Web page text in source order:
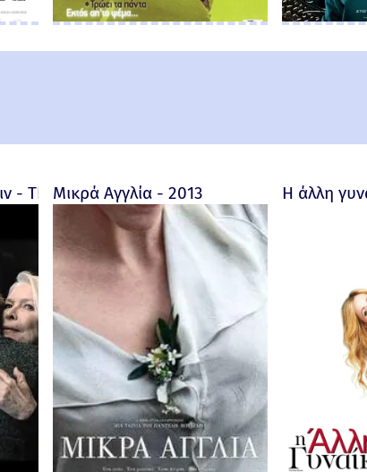
- The Age of Adaline - 2015
Μικρά Αγγλία - 2013 Η άλλη